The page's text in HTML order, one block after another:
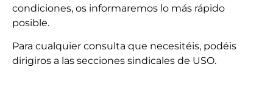
condiciones, os informaremos lo más rápido
posible.
Para cualquier consulta que necesitéis, podéis
dirigiros a las secciones sindicales de USO.